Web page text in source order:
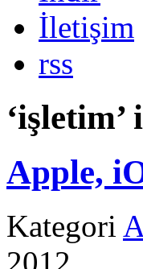
İletişim
rss
Apple,
Kategori